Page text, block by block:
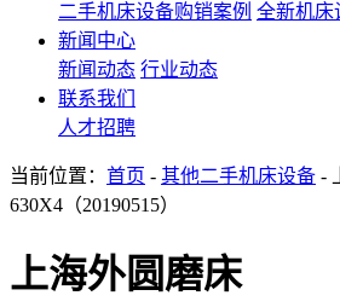
二手机床设备购销案例 全新机床
新闻中心
新闻动态 行业动态
联系我们
人才招聘
当前位置： 首页 - 其他二手机床设备 -
630X4（20190515）
上海外圆磨床